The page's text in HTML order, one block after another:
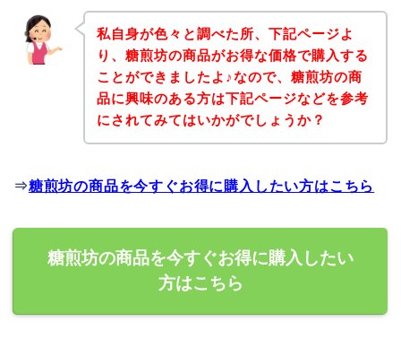
私自身が色々と調べた所、下記ページよ
り、糖煎坊の商品がお得な価格で購入する
ことができましたよ♪なので、糖煎坊の商
品に興味のある方は下記ページなどを参考
にされてみてはいかがでしょうか？
⇒糖煎坊の商品を今すぐお得に購入したい方はこちら
糖煎坊の商品を今すぐお得に購入したい
方はこちら